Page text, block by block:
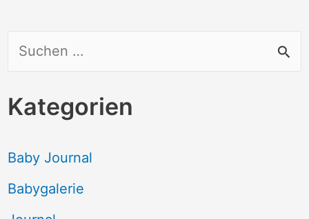
c
e
n
Kategorien
Baby Journal
Babygalerie